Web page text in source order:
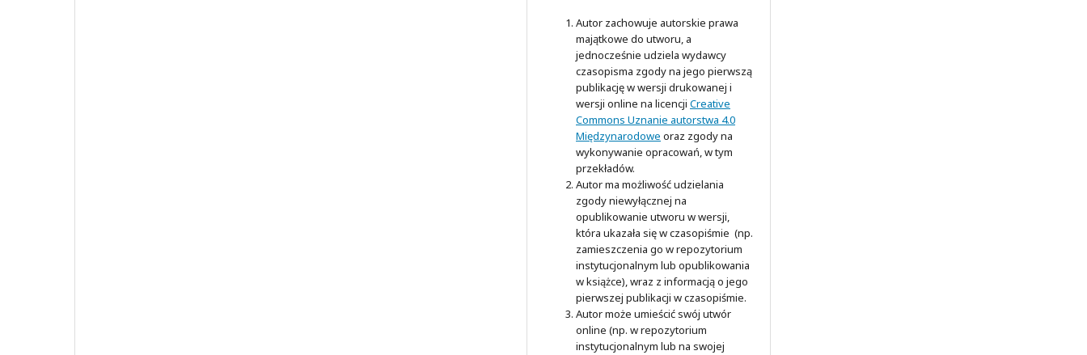
Autor zachowuje autorskie prawa
majątkowe do utworu, a
jednocześnie udziela wydawcy
czasopisma zgody na jego pierwszą
publikację w wersji drukowanej i
wersji online na licencji Creative
Commons Uznanie autorstwa 4.0
Międzynarodowe oraz zgody na
wykonywanie opracowań, w tym
przekładów.
Autor ma możliwość udzielania
zgody niewyłącznej na
opublikowanie utworu w wersji,
która ukazała się w czasopiśmie (np.
zamieszczenia go w repozytorium
instytucjonalnym lub opublikowania
w książce), wraz z informacją o jego
pierwszej publikacji w czasopiśmie.
Autor może umieścić swój utwór
online (np. w repozytorium
instytucjonalnym lub na swojej